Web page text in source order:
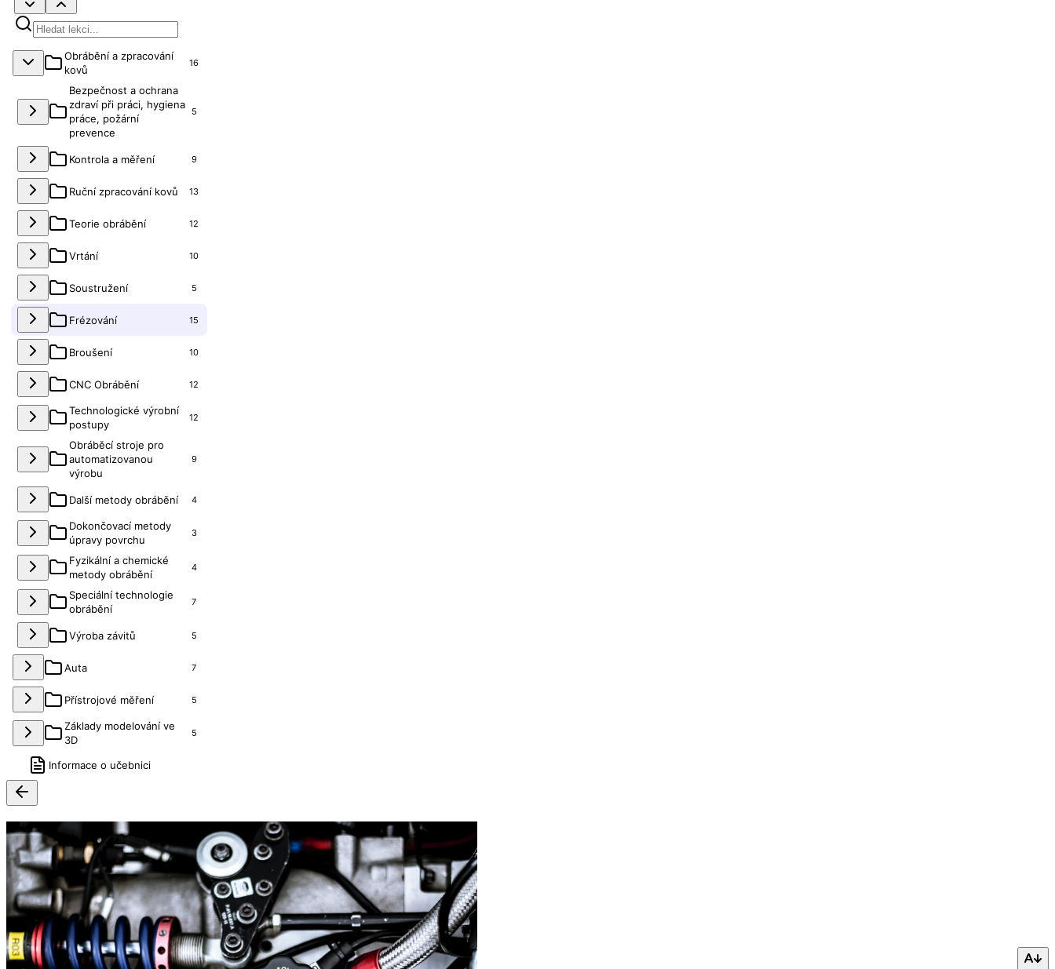
Obrábění a zpracování
kovů
16
Bezpečnost a ochrana
zdraví při práci, hygiena
práce, požární
prevence
5
Kontrola a měření 9
Ruční zpracování kovů 13
Teorie obrábění 12
Vrtání 10
Soustružení 5
Frézování 15
Broušení 10
CNC Obrábění 12
Technologické výrobní
postupy
12
Obráběcí stroje pro
automatizovanou
výrobu
9
Další metody obrábění 4
Dokončovací metody
úpravy povrchu
3
Fyzikální a chemické
metody obrábění
4
Speciální technologie
obrábění
7
Výroba závitů 5
Auta 7
Přístrojové měření 5
Základy modelování ve
3D
5
Informace o učebnici